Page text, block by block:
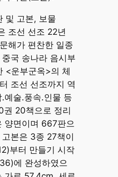
및 고본, 보물
조선 선조 22년
해가 편찬한 일종
국 송나라 음시부
<운부군옥>의 체
조선 선조까지 역
예술.풍속.인물 등
권 20책으로 정리
양면이며 667판으
본은 3종 27책이
부터 만들기 시작
에 완성하였으